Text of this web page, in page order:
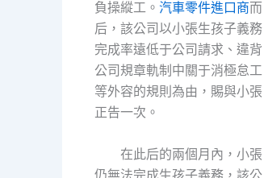
負操縱工。 汽車零件進口商而
后，該公司以小張生孩子義務
完成率遠低于公司請求、違背
公司規章軌制中關于消極怠工
等外容的規則為由，賜與小張
正告一次。
在此后的兩個月內，小張
仍無法完成生孩子義務，該公